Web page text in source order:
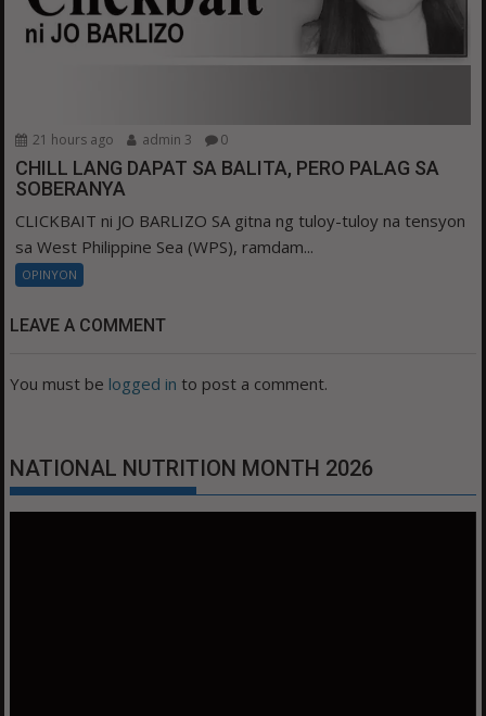
21 hours ago admin 3 0
CHILL LANG DAPAT SA BALITA, PERO PALAG SA
SOBERANYA
CLICKBAIT ni JO BARLIZO SA gitna ng tuloy-tuloy na tensyon
sa West Philippine Sea (WPS), ramdam...
OPINYON
LEAVE A COMMENT
You must be logged in to post a comment.
NATIONAL NUTRITION MONTH 2026